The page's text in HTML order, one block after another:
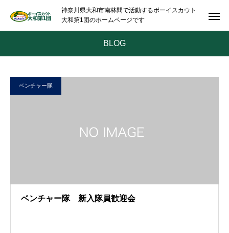
神奈川県大和市南林間で活動するボーイスカウト
大和第1団のホームページです
BLOG
ベンチャー隊
ベンチャー隊 新入隊員歓迎会